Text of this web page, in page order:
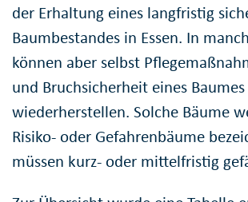
der Erhaltung eines langfristig
Baumbestandes in Essen. In
können aber selbst
und Bruchsicherheit eines
wiederherstellen. Solche Bäume
Risiko- oder Gefahrenbäume
müssen kurz- oder mittelfristig